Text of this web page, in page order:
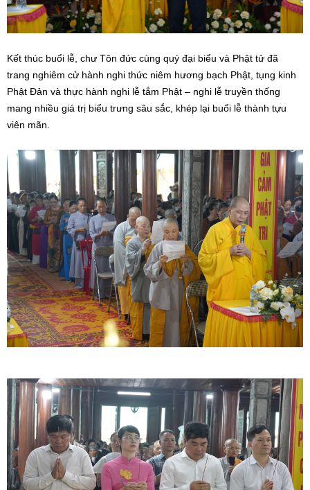
Kết thúc buổi lễ, chư Tôn đức cùng quý đại biểu và Phật tử đã
trang nghiêm cử hành nghi thức niêm hương bạch Phật, tụng kinh
Phật Đản và thực hành nghi lễ tắm Phật – nghi lễ truyền thống
mang nhiều giá trị biểu trưng sâu sắc, khép lại buổi lễ thành tựu
viên mãn.